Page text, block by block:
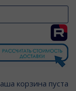
корзина пуста